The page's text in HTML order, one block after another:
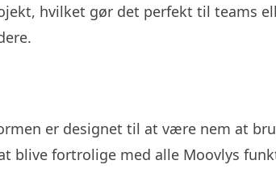
hvilket gør det perfekt til teams
er designet til at være nem at
blive fortrolige med alle Moovlys